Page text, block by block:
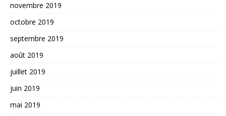
novembre 2019
octobre 2019
septembre 2019
août 2019
juillet 2019
juin 2019
mai 2019